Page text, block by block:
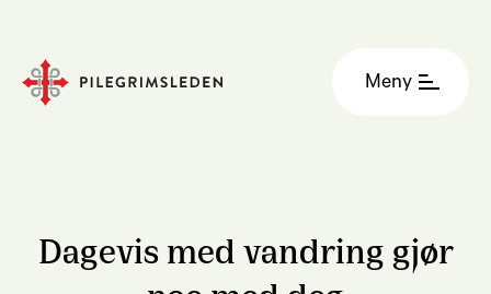
Meny
Dagevis med vandring gjør